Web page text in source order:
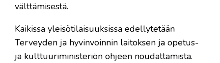
välttämisestä.
Kaikissa yleisötilaisuuksissa edellytetään
Terveyden ja hyvinvoinnin laitoksen ja opetus-
ja kulttuuriministeriön ohjeen noudattamista.